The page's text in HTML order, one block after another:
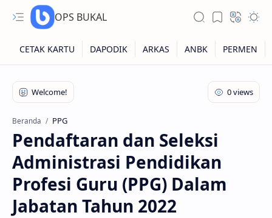
OPS BUKAL
Kartu NUPTK
Kartu NRG
Kartu NISN
Kartu NISN Foto
Kartu NISN Massal
Beranda PPG
Pendaftaran dan Seleksi
Administrasi Pendidikan
Profesi Guru (PPG) Dalam
Jabatan Tahun 2022